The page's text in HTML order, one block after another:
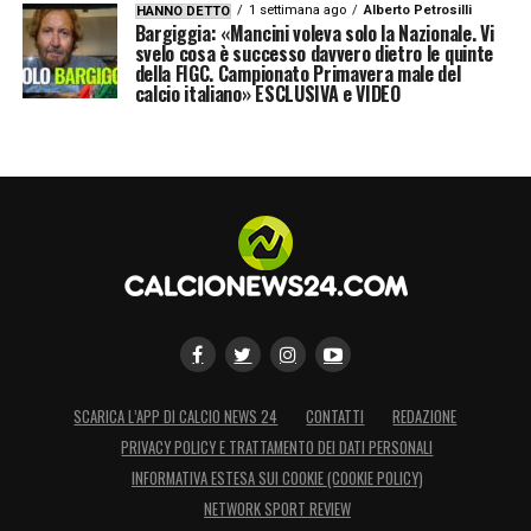
come mezzala, oggi è tutto:mediano,
regista, incursore. Operaio e artista, leader
silenzioso e simbolo di un’Inter ambiziosa.
LA PLAYLIST DELLE NOSTRE TOP NEWS
HANNO DETTO 1 settimana ago Alberto Petrosilli
Bargiggia: «Mancini voleva solo la Nazionale. Vi
svelo cosa è successo davvero dietro le quinte
della FIGC. Campionato Primavera male del
calcio italiano» ESCLUSIVA e VIDEO
SCARICA L’APP DI CALCIO NEWS 24 CONTATTI
REDAZIONE
PRIVACY POLICY E TRATTAMENTO DEI DATI PERSONALI
INFORMATIVA ESTESA SUI COOKIE (COOKIE POLICY)
NETWORK SPORT REVIEW